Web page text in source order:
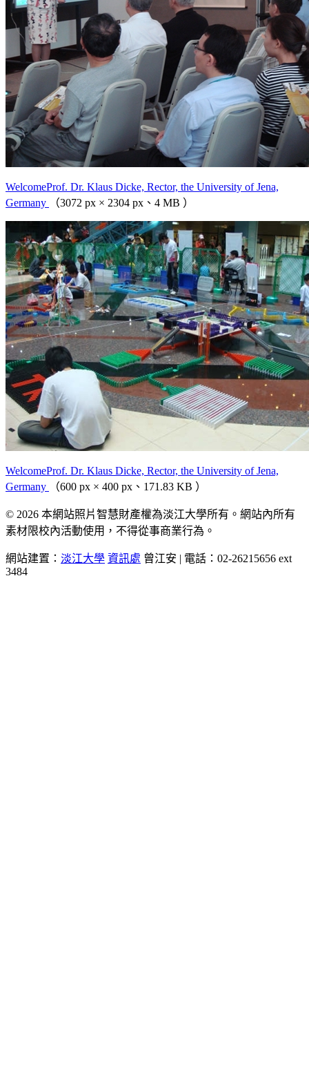
WelcomeProf. Dr. Klaus Dicke, Rector, the University of Jena,
Germany
（3072 px × 2304 px、4 MB ）
WelcomeProf. Dr. Klaus Dicke, Rector, the University of Jena,
Germany
（600 px × 400 px、171.83 KB ）
© 2026 本網站照片智慧財產權為淡江大學所有。網站內所有
素材限校內活動使用，不得從事商業行為。
網站建置： 淡江大學 資訊處 曾江安 | 電話：02-26215656 ext
3484